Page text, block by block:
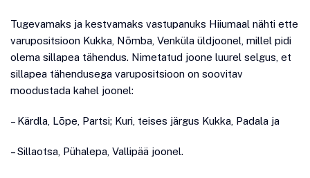
Tugevamaks ja kestvamaks vastupanuks Hiiumaal nähti ette
varupositsioon Kukka, Nõmba, Venküla üldjoonel, millel pidi
olema sillapea tähendus. Nimetatud joone luurel selgus, et
sillapea tähendusega varupositsioon on soovitav
moodustada kahel joonel:
– Kärdla, Lõpe, Partsi; Kuri, teises järgus Kukka, Padala ja
– Sillaotsa, Pühalepa, Vallipää joonel.